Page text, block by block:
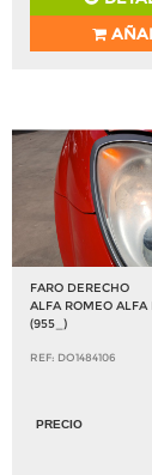
FARO DERECHO
ALFA ROMEO
(955_)
REF: DO1484106
PRECIO